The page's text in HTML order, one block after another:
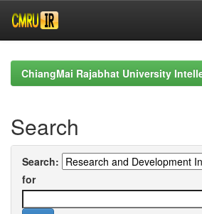
navigationChiangMai Rajabhat University
Search
Search:
for